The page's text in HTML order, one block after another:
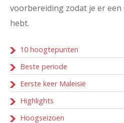
voorbereiding zodat je er
hebt.
10 hoogtepunten
Beste periode
Eerste keer Maleisië
Highlights
Hoogseizoen